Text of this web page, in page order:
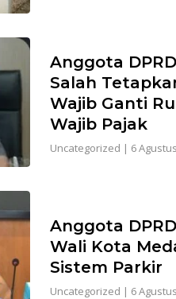
Anggota
Salah
Wajib Ganti
Wajib Pajak
Uncategorized | 6
Anggota
Wali Kota
Sistem Parkir
Uncategorized | 6